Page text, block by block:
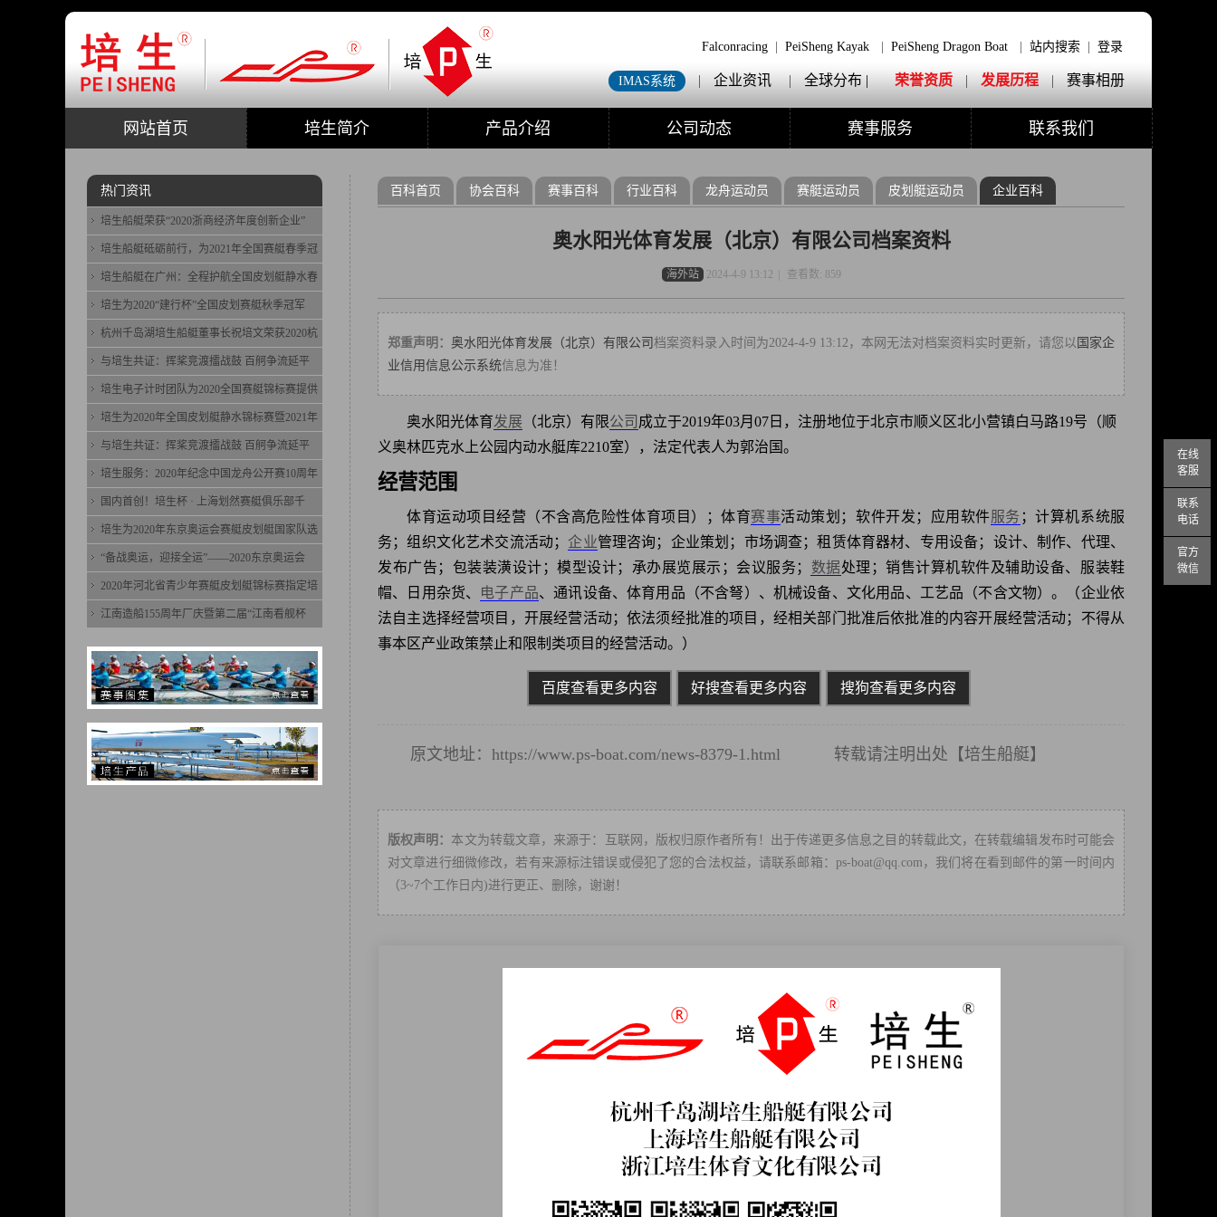
在线
客服
联系
电话
官方
微信
Falconracing PeiSheng Kayak PeiSheng Dragon Boat 站内搜索 登录
IMAS系统 | 企业资讯 | 全球分布 | 荣誉资质 | 发展历程 | 赛事相册
网站首页 培生简介 产品介绍 公司动态 赛事服务 联系我们
百科首页 协会百科 赛事百科 行业百科 龙舟运动员 赛艇运动员 皮划艇运动员 企业百科
奥水阳光体育发展（北京）有限公司档案资料
海外站 2024-4-9 13:12 查看数: 859
郑重声明：奥水阳光体育发展（北京）有限公司档案资料录入时间为2024-4-9 13:12，本网无法对档案资料实时更新，请您以 国家企
业信用信息公示系统信息为准！
奥水阳光体育发展 （北京）有限公司 成立于2019年03月07日，注册地位于北京市顺义区北小营镇白马路19号（顺
义奥林匹克水上公园内动水艇库2210室），法定代表人为郭治国。
经营范围
体育运动项目经营（不含高危险性体育项目）；体育赛事活动策划；软件开发；应用软件服务 ；计算机系统服
务；组织文化艺术交流活动； 企业管理咨询；企业策划；市场调查；租赁体育器材、专用设备；设计、制作、代理、
发布广告；包装装潢设计；模型设计；承办展览展示；会议服务；
数据处理；销售计算机软件及辅助设备、服装鞋
帽、日用杂货、
电子产品、通讯设备、体育用品（不含弩）、机械设备、文化用品、工艺品（不含文物）。（企业依
法自主选择经营项目，开展经营活动；依法须经批准的项目，经相关部门批准后依批准的内容开展经营活动；不得从
事本区产业政策禁止和限制类项目的经营活动。）
百度查看更多内容 好搜查看更多内容 搜狗查看更多内容
原文地址： https://www.ps-boat.com/news-8379-1.html 转载请注明出处【培生船艇】
版权声明： 本文为转载文章，来源于：互联网，版权归原作者所有！出于传递更多信息之目的转载此文，在转载编辑发布时可能会
对文章进行细微修改，若有来源标注错误或侵犯了您的合法权益，请联系邮箱：ps-boat@qq.com，我们将在看到邮件的第一时间内
（3~7个工作日内)进行更正、删除，谢谢！
热门资讯
培生船艇荣获“2020浙商经济年度创新企业”
培生船艇砥砺前行，为2021年全国赛艇春季冠
培生船艇在广州：全程护航全国皮划艇静水春
培生为2020“建行杯”全国皮划赛艇秋季冠军
杭州千岛湖培生船艇董事长祝培文荣获2020杭
与培生共证：挥桨竞渡擂战鼓 百舸争流延平
培生电子计时团队为2020全国赛艇锦标赛提供
培生为2020年全国皮划艇静水锦标赛暨2021年
与培生共证：挥桨竞渡擂战鼓 百舸争流延平
培生服务：2020年纪念中国龙舟公开赛10周年
国内首创！培生杯 · 上海划然赛艇俱乐部千
培生为2020年东京奥运会赛艇皮划艇国家队选
“备战奥运，迎接全运”——2020东京奥运会
2020年河北省青少年赛艇皮划艇锦标赛指定培
江南造船155周年厂庆暨第二届“江南看舰杯